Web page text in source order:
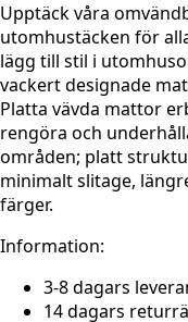
Upptäck våra
utomhustäcken för
lägg till stil i
vackert designade
Platta vävda mattor
rengöra och
områden; platt
minimalt slitage,
färger.
Information:
3-8 dagars
14 dagars